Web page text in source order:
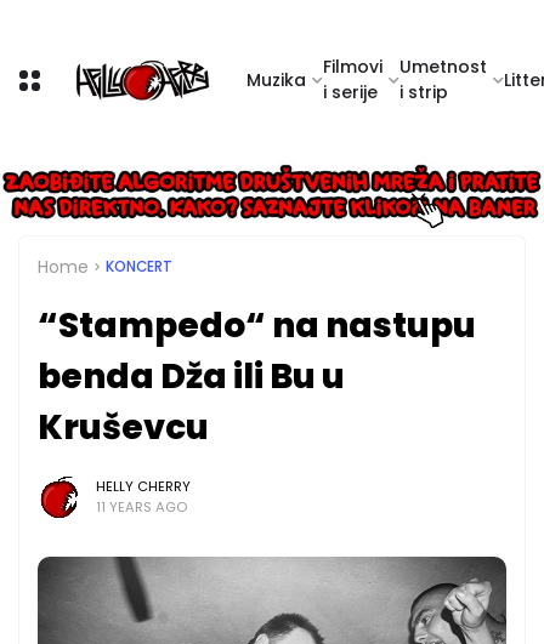
Muzika
Filmovi
i serije
Umetnost
i strip
Home KONCERT
“Stampedo“ na nastupu
benda Dža ili Bu u
Kruševcu
HELLY CHERRY
11 YEARS AGO